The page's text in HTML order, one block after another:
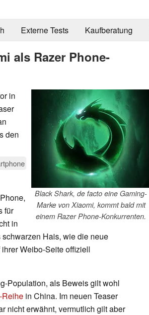
Externe Tests Kaufberatung
als Razer Phone-
Black Shark, de facto eine Gaming-
Marke von Xiaomi, kommt bald mit
einem Razer Phone-Konkurrenten.
in
den
für
in
Hais, wie die neue
Weibo-Seite offiziell
Population, als Beweis gilt wohl
Reihe in China. Im neuen Teaser
nicht erwähnt, vermutlich gilt aber